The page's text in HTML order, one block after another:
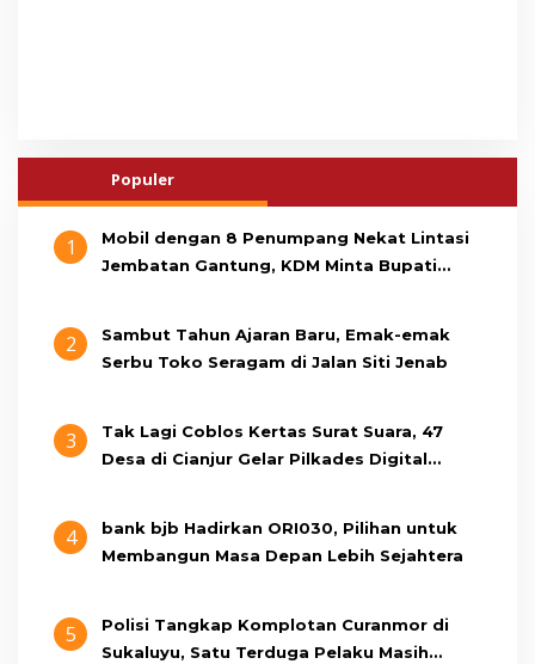
Populer
1
Mobil dengan 8 Penumpang Nekat Lintasi
Jembatan Gantung, KDM Minta Bupati
2
Sambut Tahun Ajaran Baru, Emak-emak
Serbu Toko Seragam di Jalan Siti Jenab
3
Tak Lagi Coblos Kertas Surat Suara, 47
Desa di Cianjur Gelar Pilkades Digital
4
bank bjb Hadirkan ORI030, Pilihan untuk
Membangun Masa Depan Lebih Sejahtera
5
Polisi Tangkap Komplotan Curanmor di
Sukaluyu, Satu Terduga Pelaku Masih